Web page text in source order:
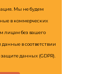
Мы не будем
в коммерческих
лицам без вашего
в соответствии
данных (GDPR).